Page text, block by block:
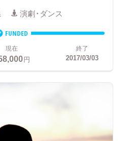
演劇・ダンス
FUNDED
現在
円
終了
2017/03/03